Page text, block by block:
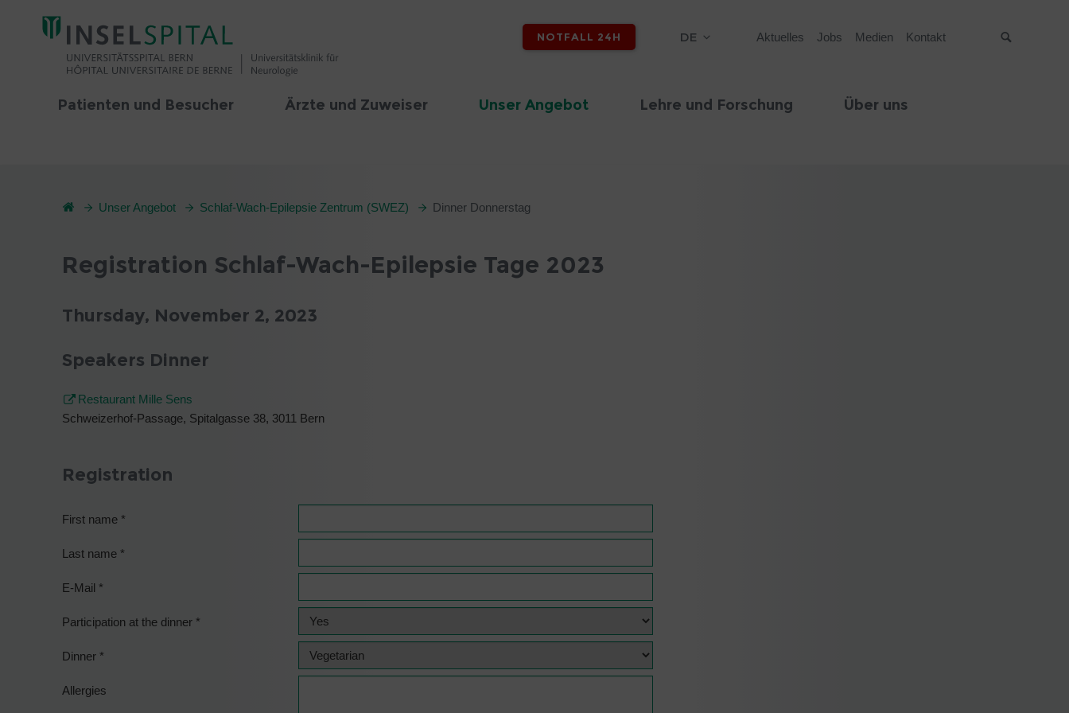
NOTFALL 24H DE Aktuelles Jobs Medien Kontakt
Patienten und Besucher Ärzte und Zuweiser Unser Angebot Lehre und Forschung Über uns
Unser Angebot Schlaf-Wach-Epilepsie Zentrum (SWEZ) Dinner Donnerstag
Registration Schlaf-Wach-Epilepsie Tage 2023
Thursday, November 2, 2023
Speakers Dinner
Restaurant Mille Sens
Schweizerhof-Passage, Spitalgasse 38, 3011 Bern
Registration
First name *
Last name *
E-Mail *
Participation at the dinner *
Dinner *
Allergies